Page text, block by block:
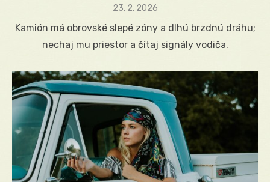
Posted
23. 2. 2026
Kamión má obrovské slepé zóny a dlhú brzdnú dráhu;
nechaj mu priestor a čítaj signály vodiča.